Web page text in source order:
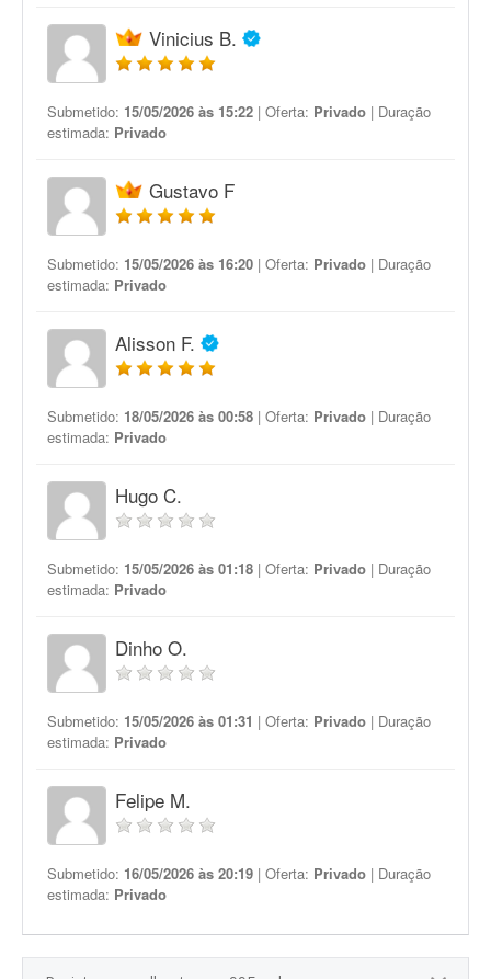
Vinicius B.
Submetido: 15/05/2026 às 15:22 | Oferta: Privado | Duração
estimada: Privado
Gustavo F
Submetido: 15/05/2026 às 16:20 | Oferta: Privado | Duração
estimada: Privado
Alisson F.
Submetido: 18/05/2026 às 00:58 | Oferta: Privado | Duração
estimada: Privado
Hugo C.
Submetido: 15/05/2026 às 01:18 | Oferta: Privado | Duração
estimada: Privado
Dinho O.
Submetido: 15/05/2026 às 01:31 | Oferta: Privado | Duração
estimada: Privado
Felipe M.
Submetido: 16/05/2026 às 20:19 | Oferta: Privado | Duração
estimada: Privado